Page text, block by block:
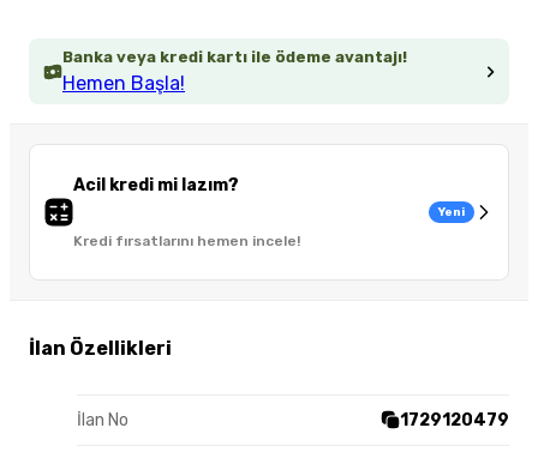
Banka veya kredi kartı ile ödeme avantajı!
Hemen Başla!
Acil kredi mi lazım?
Kredi fırsatlarını hemen incele!
Yeni
İlan Özellikleri
İlan No 1729120479